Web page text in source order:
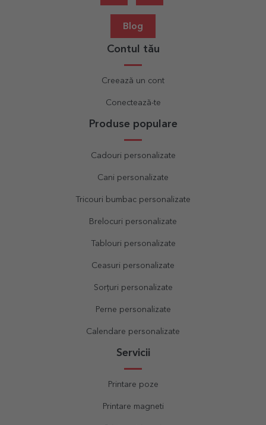
Blog
Contul tău
Creează un cont
Conectează-te
Produse populare
Cadouri personalizate
Cani personalizate
Tricouri bumbac personalizate
Brelocuri personalizate
Tablouri personalizate
Ceasuri personalizate
Sorțuri personalizate
Perne personalizate
Calendare personalizate
Servicii
Printare poze
Printare magneti